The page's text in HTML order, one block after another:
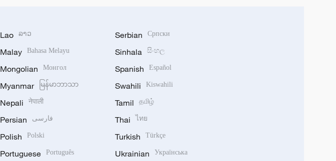
Lao ລາວ
Malay Bahasa Melayu
Mongolian Монгол
Myanmar မြန်မာဘာသာ
Nepali नेपाली
Persian فارسی
Polish Polski
Portuguese Português
Serbian Српски
Sinhala සිංහල
Spanish Español
Swahili Kiswahili
Tamil தமிழ்
Thai ไทย
Turkish Türkçe
Ukrainian Українська